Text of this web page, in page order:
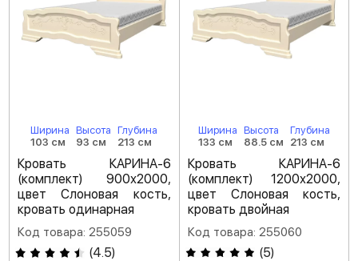
Ширина
103 см
Высота
93 см
Глубина
213 см
Кровать КАРИНА-6
(комплект) 900х2000,
цвет Слоновая кость,
кровать одинарная
Код товара: 255059
(4.5)
Ширина
133 см
Высота
88.5 см
Глубина
213 см
Кровать КАРИНА-6
(комплект) 1200х2000,
цвет Слоновая кость,
кровать двойная
Код товара: 255060
(5)